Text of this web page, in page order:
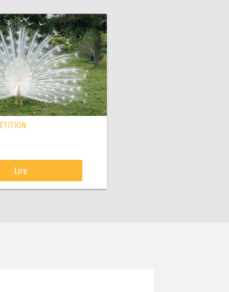
Lire